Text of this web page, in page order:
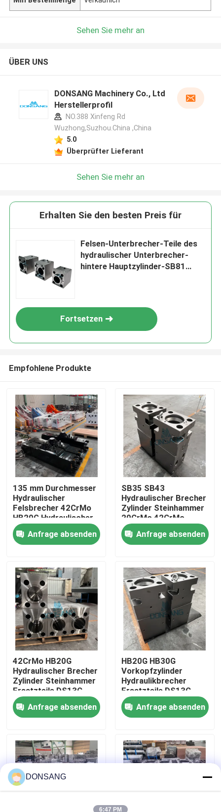
Haus
VR Show
Über uns
Fabrik-Ausflug
Qualitätskontrolle
Treten Sie mit uns in Verbindung
Fordern Sie ein Zitat
Hydraulischer Felsen-Unterbrecher
Bagger-hydraulischer Unterbrecher
Sehen Sie mehr an
ÜBER UNS
DONSANG Machinery Co., Ltd
Herstellerprofil
NO.388 Xinfeng Rd
Wuzhong,Suzhou.China ,China
5.0
Überprüfter Lieferant
Sehen Sie mehr an
Erhalten Sie den besten Preis für
Felsen-Unterbrecher-Teile des
hydraulischer Unterbrecher-
hintere Hauptzylinder-SB81
Fortsetzen
Empfohlene Produkte
135 mm Durchmesser
Hydraulischer
Felsbrecher 42CrMo
HB20G Hydraulischer
Felsbrecher Zylinder
Fels DS13C Hammer
Ersatzteile
Anfrage absenden
SB35 SB43
Hydraulischer Brecher
Zylinder Steinhammer
20CrMo 42CrMo
Vorderkopf Zylinder
DS13CAnfrage absenden
42CrMo HB20G
Hydraulischer Brecher
Zylinder Steinhammer
Ersatzteile DS13C
Anfrage absenden
HB20G HB30G
Vorkopfzylinder
Hydraulikbrecher
Ersatzteile DS13C
Anfrage absenden
DONSANG
6:47 PM